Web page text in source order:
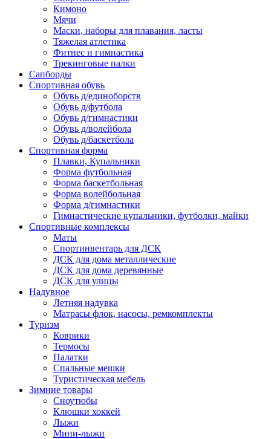
Кимоно
Мячи
Маски, наборы для плавания, ласты
Тяжелая атлетика
Фитнес и гимнастика
Трекинговые палки
Сапборды
Спортивная обувь
Обувь д/единоборств
Обувь д/футбола
Обувь д/гимнастики
Обувь д/волейбола
Обувь д/баскетбола
Спортивная форма
Плавки, Купальники
Форма футбольная
Форма баскетбольная
Форма волейбольная
Форма д/гимнастики
Гимнастические купальники, футболки, майки
Спортивные комплексы
Маты
Спортинвентарь для ДСК
ДСК для дома металлические
ДСК для дома деревянные
ДСК для улицы
Надувное
Летняя надувка
Матрасы флок, насосы, ремкомплекты
Туризм
Коврики
Термосы
Палатки
Спальные мешки
Туристическая мебель
Зимние товары
Сноутюбы
Клюшки хоккей
Лыжи
Мини-лыжи